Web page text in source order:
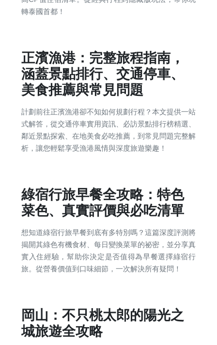
轉泰國首都！
正濱漁港：完整旅程指南，
涵蓋景點排行、交通停車、
美食推薦與常見問題
計劃前往正濱漁港卻不知如何規劃行程？本文提供一站
式解答，從交通停車實用資訊、必訪景點排行榜精選、
鄰近景點探索、在地美食必吃推薦，到常見問題完整解
析，讓您輕鬆享受漁港風情與深度旅遊樂趣！
綠宿行旅早餐全攻略：特色
菜色、真實評價與必吃清單
想知道綠宿行旅早餐到底有多特別嗎？這篇深度評測將
揭開其綠色有機食材、每日變換菜單的祕密，並分享真
實入住經驗，幫助你決定是否值得為早餐選擇綠宿行
旅。從營養價值到口味細節，一次解決所有疑問！
岡山：不只桃太郎的陽光之
城旅遊全攻略